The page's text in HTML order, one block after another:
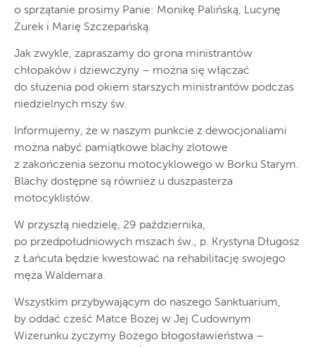
o sprzątanie prosimy Panie: Monikę Palińską, Lucynę
Żurek i Marię Szczepańską.
Jak zwykle, zapraszamy do grona ministrantów
chłopaków i dziewczyny – można się włączać
do służenia pod okiem starszych ministrantów podczas
niedzielnych mszy św.
Informujemy, że w naszym punkcie z dewocjonaliami
można nabyć pamiątkowe blachy zlotowe
z zakończenia sezonu motocyklowego w Borku Starym.
Blachy dostępne są również u duszpasterza
motocyklistów.
W przyszłą niedzielę, 29 października,
po przedpołudniowych mszach św., p. Krystyna Długosz
z Łańcuta będzie kwestować na rehabilitację swojego
męża Waldemara.
Wszystkim przybywającym do naszego Sanktuarium,
by oddać cześć Matce Bożej w Jej Cudownym
Wizerunku życzymy Bożego błogosławieństwa –